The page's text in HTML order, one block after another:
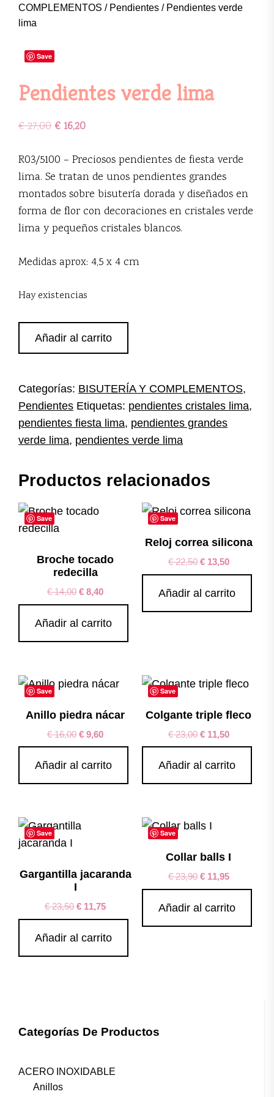
COMPLEMENTOS / Pendientes / Pendientes verde
lima
Save
Pendientes verde lima
€27,00€ 16,20
R03/5100 – Preciosos pendientes de fiesta verde
lima. Se tratan de unos pendientes grandes
montados sobre bisutería dorada y diseñados en
forma de flor con decoraciones en cristales verde
lima y pequeños cristales blancos.
Medidas aprox: 4,5 x 4 cm
Hay existencias
verdeAñadir al carrito
Categorías: BISUTERÍA Y COMPLEMENTOS,
Pendientes Etiquetas: pendientes cristales lima,
pendientes fiesta lima, pendientes grandes
verde lima, pendientes verde lima
Productos relacionados
Save
Broche tocado
redecilla
€14,00 € 8,40
Añadir al carrito
Save
Reloj correa silicona
€22,50 €13,50
Añadir al carrito
Save
Anillo piedra nácar
€16,00 € 9,60
Añadir al carrito
Save
Colgante triple fleco
€23,00 €11,50
Añadir al carrito
Save
Gargantilla jacaranda
I
€23,50 € 11,75
Añadir al carrito
Save
Collar balls I
€23,90 €11,95
Añadir al carrito
Categorías De Productos
ACERO INOXIDABLE
Anillos